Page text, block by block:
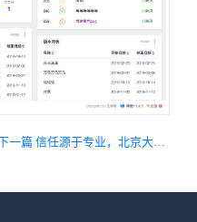
下一篇 信任源于专业，北京大豪科技选择禅道